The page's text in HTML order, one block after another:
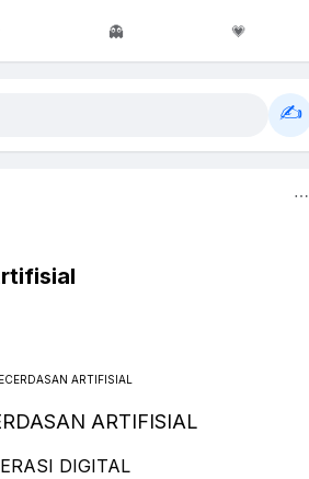
👻 💗
✍️
⋯
ARTIFISIAL
ARTIFISIAL
DIGITAL